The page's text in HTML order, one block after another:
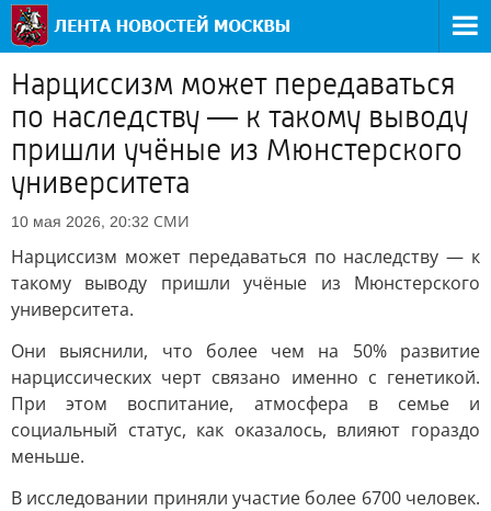
Нарциссизм может передаваться
по наследству — к такому выводу
пришли учёные из Мюнстерского
университета
10 мая 2026, 20:32 СМИ
Нарциссизм может передаваться по наследству — к
такому выводу пришли учёные из Мюнстерского
университета.
Они выяснили, что более чем на 50% развитие
нарциссических черт связано именно с генетикой.
При этом воспитание, атмосфера в семье и
социальный статус, как оказалось, влияют гораздо
меньше.
В исследовании приняли участие более 6700 человек.